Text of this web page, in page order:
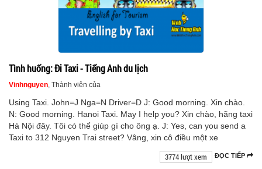
Tình huống: Đi Taxi - Tiếng Anh du lịch
Vinhnguyen , Thành viên của
Using Taxi. John=J Nga=N Driver=D J: Good morning. Xin chào.
N: Good morning. Hanoi Taxi. May I help you? Xin chào, hãng taxi
Hà Nội đây. Tôi có thể giúp gì cho ông ạ. J: Yes, can you send a
Taxi to 312 Nguyen Trai street? Vâng, xin cô điều một xe
ĐỌC TIẾP
3774 lượt xem